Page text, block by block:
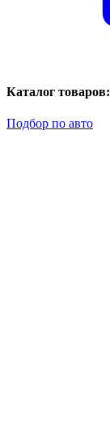
Каталог товаров:
Подбор по авто